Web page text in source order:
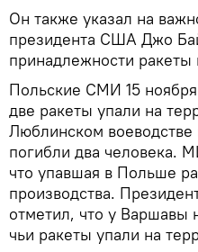
Он также указал на
президента США Джо
принадлежности
Польские СМИ 15
две ракеты упали на
Люблинском воеводстве
погибли два человека.
что упавшая в Польше
производства.
отметил, что у Варшавы
чьи ракеты упали на